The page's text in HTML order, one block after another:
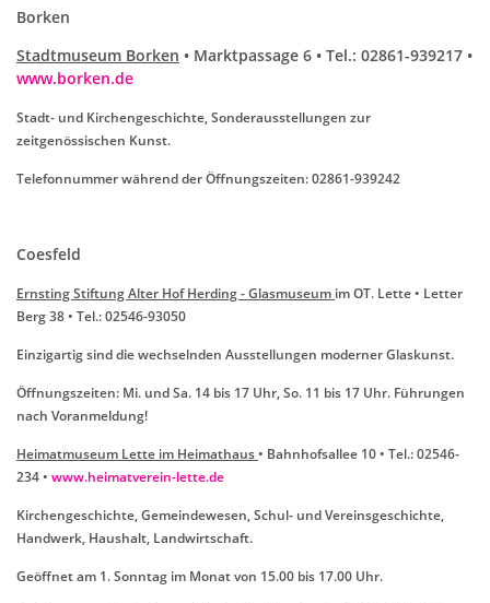
Borken
Stadtmuseum Borken • Marktpassage 6 • Tel.: 02861-939217 •
www.borken.de
Stadt- und Kirchengeschichte, Sonderausstellungen zur
zeitgenössischen Kunst.
Telefonnummer während der Öffnungszeiten: 02861-939242
Coesfeld
Ernsting Stiftung Alter Hof Herding - Glasmuseum im OT. Lette • Letter
Berg 38 • Tel.: 02546-93050
Einzigartig sind die wechselnden Ausstellungen moderner Glaskunst.
Öffnungszeiten: Mi. und Sa. 14 bis 17 Uhr, So. 11 bis 17 Uhr. Führungen
nach Voranmeldung!
Heimatmuseum Lette im Heimathaus• Bahnhofsallee 10 • Tel.: 02546-
234 • www.heimatverein-lette.de
Kirchengeschichte, Gemeindewesen, Schul- und Vereinsgeschichte,
Handwerk, Haushalt, Landwirtschaft.
Geöffnet am 1. Sonntag im Monat von 15.00 bis 17.00 Uhr.